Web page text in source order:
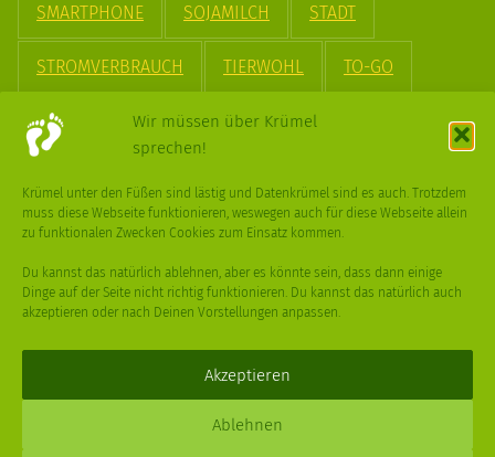
Wir müssen über Krümel
sprechen!
Krümel unter den Füßen sind lästig und Datenkrümel sind es auch. Trotzdem
muss diese Webseite funktionieren, weswegen auch für diese Webseite allein
zu funktionalen Zwecken Cookies zum Einsatz kommen.
Du kannst das natürlich ablehnen, aber es könnte sein, dass dann einige
Dinge auf der Seite nicht richtig funktionieren. Du kannst das natürlich auch
akzeptieren oder nach Deinen Vorstellungen anpassen.
Akzeptieren
Ablehnen
SMARTPHONE SOJAMILCH STADT
STROMVERBRAUCH TIERWOHL TO-GO
TREND UPCYCLING VEGAN
WEIHNACHTSBAUM WINTER
XPDT : Marken & Kommunikation